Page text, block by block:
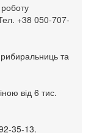
+38 050-707-
та
від 6 тис.
35-13.